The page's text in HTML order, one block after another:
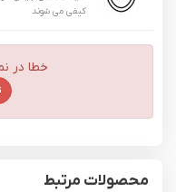
کیفی می شوند
خطا در
محصولات مرتبط